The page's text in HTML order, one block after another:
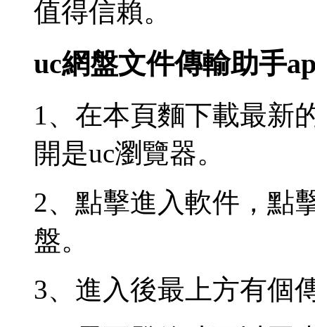
值得信賴。
uc網盤文件傳輸助手
1、在本頁麵下載最新
開是uc瀏覽器。
2、點擊進入軟件，點
盤。
3、進入後最上方有個